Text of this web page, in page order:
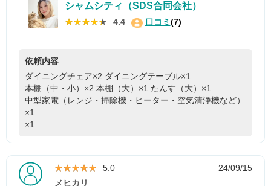
シャムシティ（SDS合同会社）
★★★★★
★★★★★ 4.4 口コミ(7)
依頼内容
ダイニングチェア×2 ダイニングテーブル×1
本棚（中・小）×2 本棚（大）×1 たんす（大）×1
中型家電（レンジ・掃除機・ヒーター・空気清浄機など）
×1
×1
★★★★★
★★★★★ 5.0
24/09/15
メヒカリ